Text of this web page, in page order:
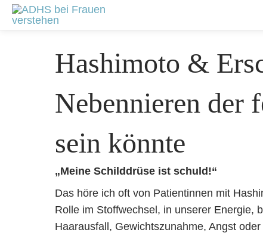
Zum
Inhalt
Hashimoto &
Nebennieren der
sein könnte
„Meine Schilddrüse ist schuld!“
Das höre ich oft von Patientinnen mit
Rolle im Stoffwechsel, in unserer Energie,
Haarausfall, Gewichtszunahme, Angst
Beitragsnavigation